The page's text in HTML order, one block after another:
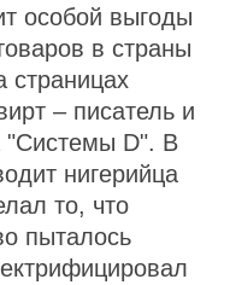
особой выгоды
в страны
страницах
– писатель и
"Системы D". В
нигерийца
то, что
пыталось